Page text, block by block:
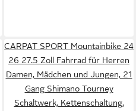
CARPAT SPORT Mountainbike 24
26 27.5 Zoll Fahrrad für Herren
Damen, Mädchen und Jungen, 21
Gang Shimano Tourney
Schaltwerk, Kettenschaltung,